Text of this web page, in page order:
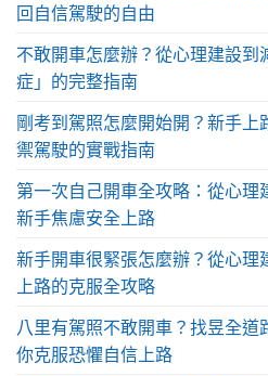
回自信駕駛的自由
不敢開車怎麼辦？從心理建設到
症」的完整指南
剛考到駕照怎麼開始開？新手
禦駕駛的實戰指南
第一次自己開車全攻略：從心理
新手焦慮安全上路
新手開車很緊張怎麼辦？從心理
上路的克服全攻略
八里有駕照不敢開車？找昱全道
你克服恐懼自信上路